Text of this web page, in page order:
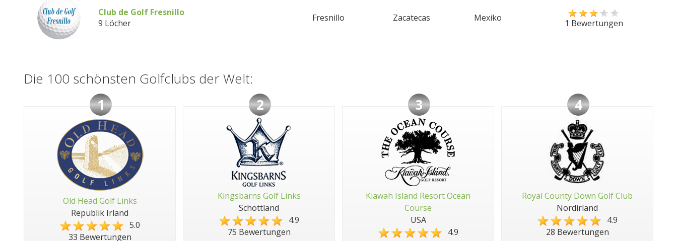
Club de Golf Fresnillo
9 Löcher
Fresnillo Zacatecas Mexiko 1 Bewertungen
Die 100 schönsten Golfclubs der Welt:
1
Old Head Golf Links
Republik Irland
5.0
33 Bewertungen
2
Kingsbarns Golf Links
Schottland
4.9
75 Bewertungen
3
Kiawah Island Resort Ocean
Course
USA
4.9
4
Royal County Down Golf Club
Nordirland
4.9
28 Bewertungen